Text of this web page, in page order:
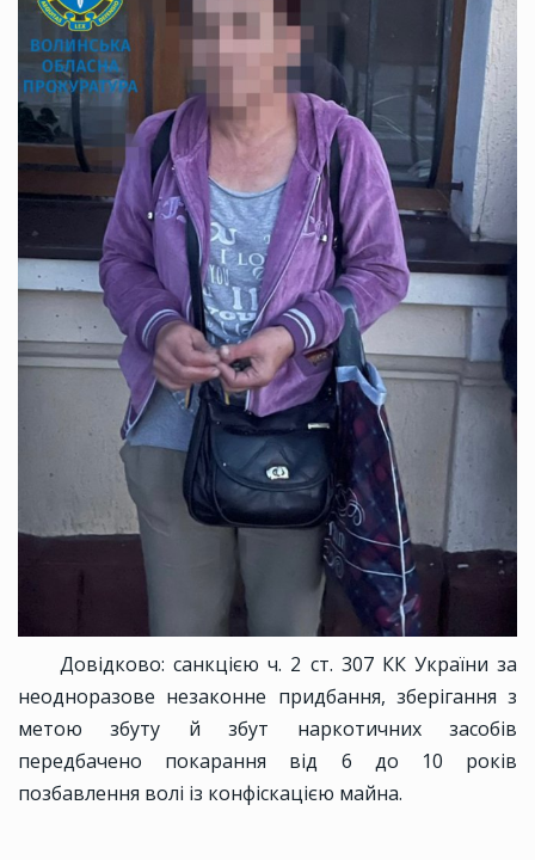
Довідково: санкцією ч. 2 ст. 307 КК України за
неодноразове незаконне придбання, зберігання з
метою збуту й збут наркотичних засобів
передбачено покарання від 6 до 10 років
позбавлення волі із конфіскацією майна.